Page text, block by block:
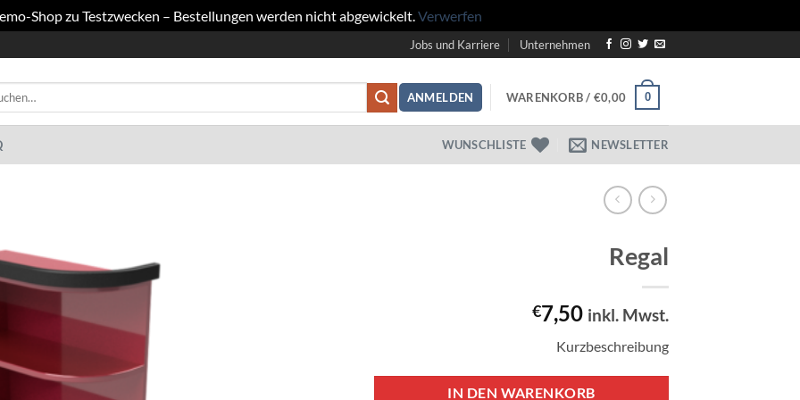
Shop zu Testzwecken – Bestellungen werden nicht abgewickelt.Verwerfen
Jobs und Karriere Unternehmen
ANMELDEN WARENKORB / €0,00 0
WUNSCHLISTE NEWSLETTER
Regal
€7,50 inkl. Mwst.
Kurzbeschreibung
IN DEN WARENKORB